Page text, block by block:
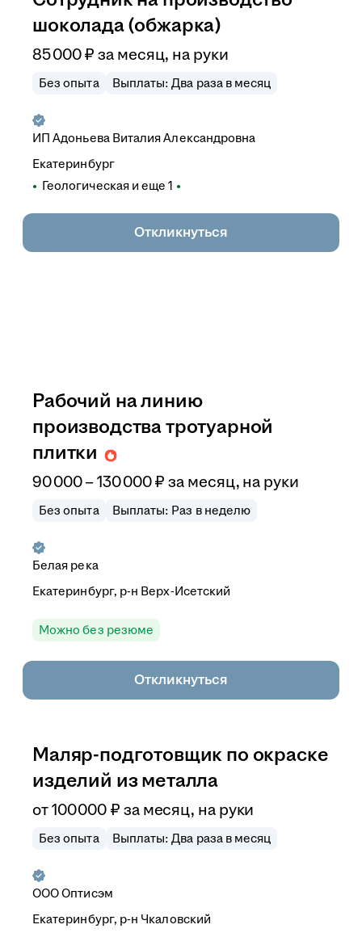
шоколада (обжарка)
85 000₽ за месяц, на руки
Без опыта Выплаты: Два раза в месяц
ИПАдоньева Виталия Александровна
Екатеринбург
Геологическая и еще 1
Откликнуться
Рабочий на линию
производства тротуарной
плитки
90 000–130 000₽ за месяц, на руки
Без опыта Выплаты: Раз в неделю
Белая река
Екатеринбург, р-н Верх-Исетский
Можно без резюме
Откликнуться
Маляр-подготовщик по окраске
изделий из металла
от100 000 ₽ за месяц, на руки
Без опыта Выплаты: Два раза в месяц
ООООптисэм
Екатеринбург, р-н Чкаловский